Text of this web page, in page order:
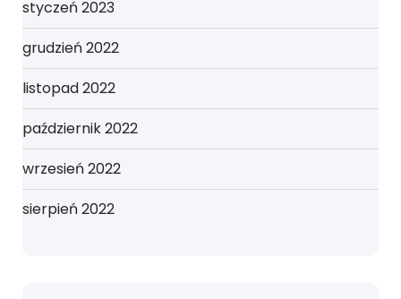
styczeń 2023
grudzień 2022
listopad 2022
październik 2022
wrzesień 2022
sierpień 2022